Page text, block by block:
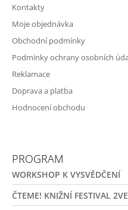
Kontakty
Moje objednávka
Obchodní podmínky
Podmínky ochrany osobních
Reklamace
Doprava a platba
Hodnocení obchodu
PROGRAM
WORKSHOP K VYSVĚDČENÍ
ČTEME! KNIŽNÍ FESTIVAL